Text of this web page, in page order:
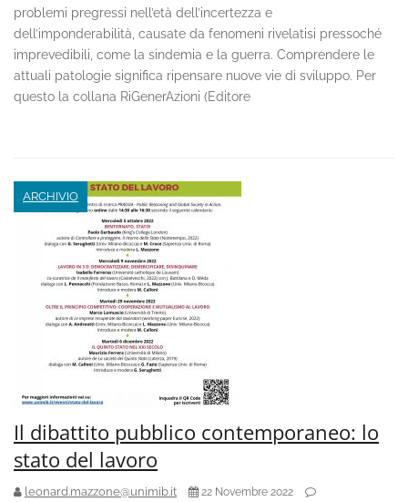
problemi pregressi nell’età dell’incertezza e
dell’imponderabilità, causate da fenomeni rivelatisi pressoché
imprevedibili, come la sindemia e la guerra. Comprendere le
attuali patologie significa ripensare nuove vie di sviluppo. Per
questo la collana RiGenerAzioni (Editore
ARCHIVIO
Il dibattito pubblico contemporaneo: lo
stato del lavoro
leonard.mazzone@unimib.it 22 Novembre 2022